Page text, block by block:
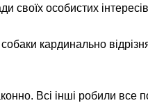
своїх особистих
кардинально
Всі інші робили все